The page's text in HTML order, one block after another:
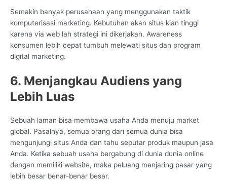
Semakin banyak perusahaan yang menggunakan taktik
komputerisasi marketing. Kebutuhan akan situs kian tinggi
karena via web lah strategi ini dikerjakan. Awareness
konsumen lebih cepat tumbuh melewati situs dan program
digital marketing.
6. Menjangkau Audiens yang
Lebih Luas
Sebuah laman bisa membawa usaha Anda menuju market
global. Pasalnya, semua orang dari semua dunia bisa
mengunjungi situs Anda dan tahu seputar produk maupun jasa
Anda. Ketika sebuah usaha bergabung di dunia dunia online
dengan memiliki website, maka peluang menjaring pasar yang
lebih besar benar-benar besar.